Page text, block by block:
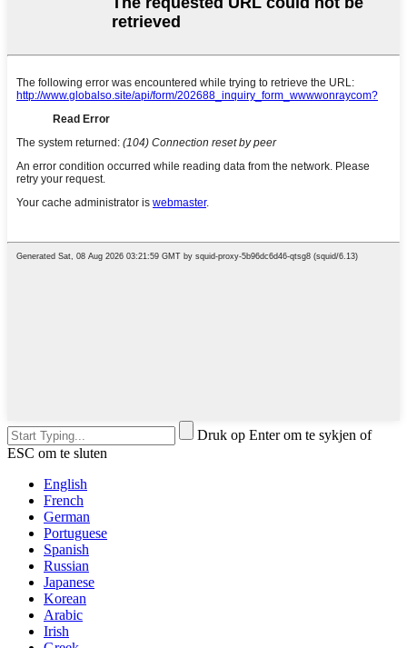
Druk op Enter om te sykjen of
ESC om te sluten
English
French
German
Portuguese
Spanish
Russian
Japanese
Korean
Arabic
Irish